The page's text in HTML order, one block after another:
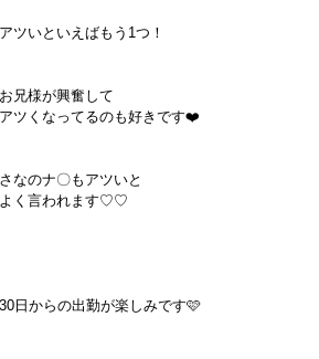
アツいといえばもう1つ！
お兄様が興奮して
アツくなってるのも好きです❤️
さなのナ〇もアツいと
よく言われます♡♡
30日からの出勤が楽しみです🩷